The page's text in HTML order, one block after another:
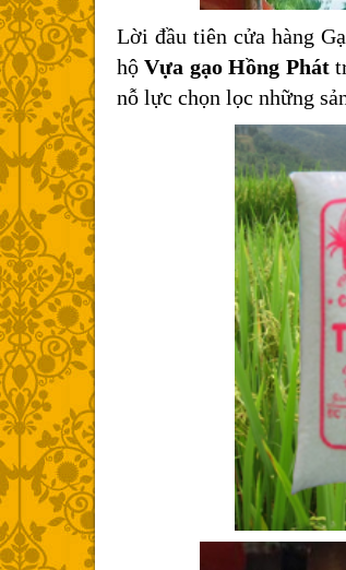
Lời đầu tiên cửa hàng
hộVựa gạo Hồng Phát
nỗ lực chọn lọc những